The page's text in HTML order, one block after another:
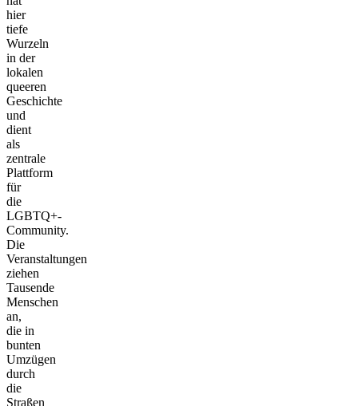
hier
tiefe
Wurzeln
in der
lokalen
queeren
Geschichte
und
dient
als
zentrale
Plattform
für
die
LGBTQ+-
Community.
Die
Veranstaltungen
ziehen
Tausende
Menschen
an,
die in
bunten
Umzügen
durch
die
Straßen